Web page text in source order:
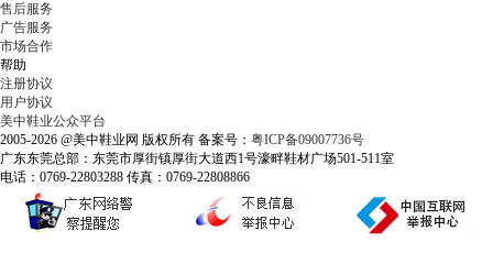
售后服务
广告服务
市场合作
帮助
注册协议
用户协议
美中鞋业公众平台
2005-2026 @美中鞋业网 版权所有 备案号： 粤ICP备09007736号
广东东莞总部：东莞市厚街镇厚街大道西1号濠畔鞋材广场501-511室
电话：0769-22803288 传真：0769-22808866